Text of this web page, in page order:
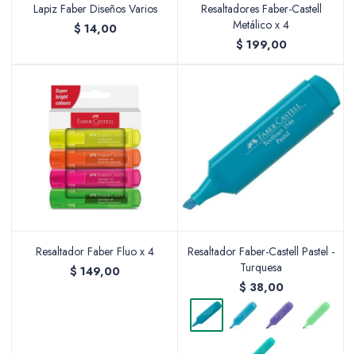
Lapiz Faber Diseños Varios
$ 14,00
Resaltadores Faber-Castell
Metálico x 4
$ 199,00
Resaltador Faber Fluo x 4
$ 149,00
Resaltador Faber-Castell Pastel -
Turquesa
$ 38,00